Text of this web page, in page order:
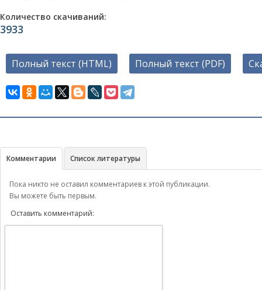
Количество скачиваний:
3933
Полный текст (HTML) Полный текст (PDF)
Комментарии Список литературы
Пока никто не оставил комментариев к этой публикации.
Вы можете быть первым.
Оставить комментарий: